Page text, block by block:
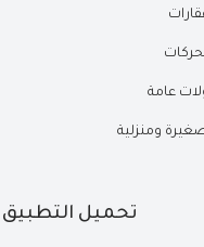
عامة
ومنزلية
تحميل التطبيق